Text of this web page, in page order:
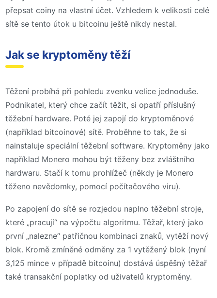
přepsat coiny na vlastní účet. Vzhledem k velikosti celé
sítě se tento útok u bitcoinu ještě nikdy nestal.
Jak se kryptoměny těží
Těžení probíhá při pohledu zvenku velice jednoduše.
Podnikatel, který chce začít těžit, si opatří příslušný
těžební hardware. Poté jej zapojí do kryptoměnové
(například bitcoinové) sítě. Proběhne to tak, že si
nainstaluje speciální těžební software. Kryptoměny jako
například Monero mohou být těženy bez zvláštního
hardwaru. Stačí k tomu prohlížeč (někdy je Monero
těženo nevědomky, pomocí počítačového viru).
Po zapojení do sítě se rozjedou naplno těžební stroje,
které „pracují“ na výpočtu algoritmu. Těžař, který jako
první „nalezne“ patřičnou kombinaci znaků, vytěží nový
blok. Kromě zmíněné odměny za 1 vytěžený blok (nyní
3,125 mince v případě bitcoinu) dostává úspěšný těžař
také transakční poplatky od uživatelů kryptoměny.